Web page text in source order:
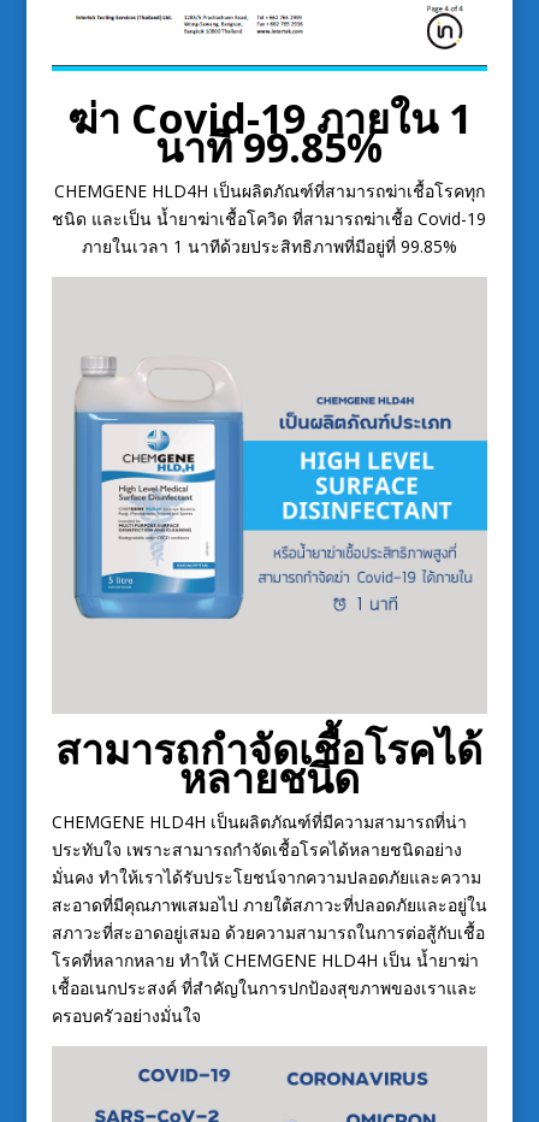
ฆ่า Covid-19 ภายใน 1
นาที 99.85%
CHEMGENE HLD4H เป็นผลิตภัณฑ์ที่สามารถฆ่าเชื้อโรคทุก
ชนิด และเป็น น้ำยาฆ่าเชื้อโควิด ที่สามารถฆ่าเชื้อ Covid-19
ภายในเวลา 1 นาทีด้วยประสิทธิภาพที่มีอยู่ที่ 99.85%
สามารถกำจัดเชื้อโรคได้
หลายชนิด
CHEMGENE HLD4H เป็นผลิตภัณฑ์ที่มีความสามารถที่น่า
ประทับใจ เพราะสามารถกำจัดเชื้อโรคได้หลายชนิดอย่าง
มั่นคง ทำให้เราได้รับประโยชน์จากความปลอดภัยและความ
สะอาดที่มีคุณภาพเสมอไป ภายใต้สภาวะที่ปลอดภัยและอยู่ใน
สภาวะที่สะอาดอยู่เสมอ ด้วยความสามารถในการต่อสู้กับเชื้อ
โรคที่หลากหลาย ทำให้ CHEMGENE HLD4H เป็น น้ำยาฆ่า
เชื้ออเนกประสงค์ ที่สำคัญในการปกป้องสุขภาพของเราและ
ครอบครัวอย่างมั่นใจ